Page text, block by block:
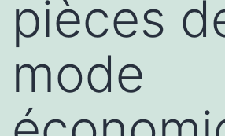
pièces
mode